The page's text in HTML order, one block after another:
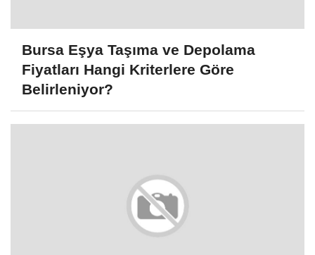
Bursa Eşya Taşıma ve Depolama
Fiyatları Hangi Kriterlere Göre
Belirleniyor?